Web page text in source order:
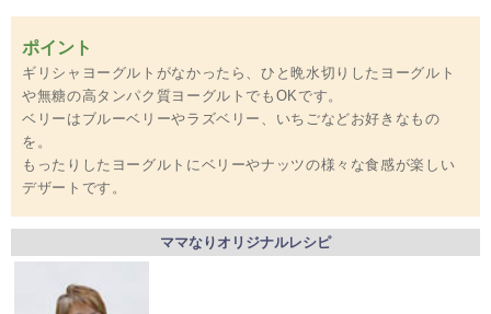
ポイント
ギリシャヨーグルトがなかったら、ひと晩水切りしたヨーグルト
や無糖の高タンパク質ヨーグルトでもOKです。
ベリーはブルーベリーやラズベリー、いちごなどお好きなもの
を。
もったりしたヨーグルトにベリーやナッツの様々な食感が楽しい
デザートです。
ママなりオリジナルレシピ